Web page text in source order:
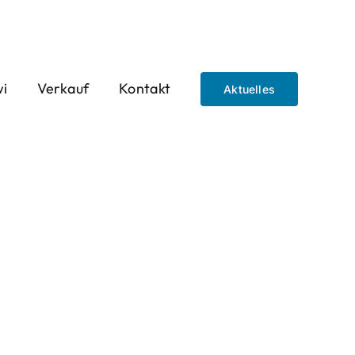
Verkauf Kontakt Aktuelles